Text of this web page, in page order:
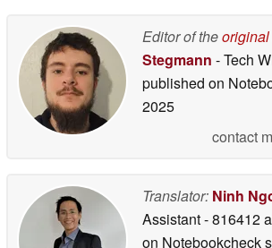
Editor of the
Stegmann - Tech
published on
2025
contact
Translator: Ninh
Assistant- 816412
on Notebookcheck